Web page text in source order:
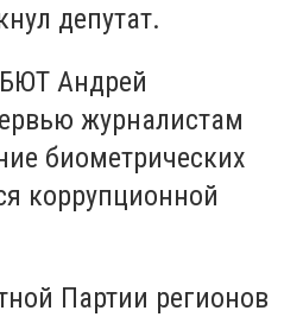
депутат.
Андрей
журналистам
биометрических
коррупционной
Партии регионов